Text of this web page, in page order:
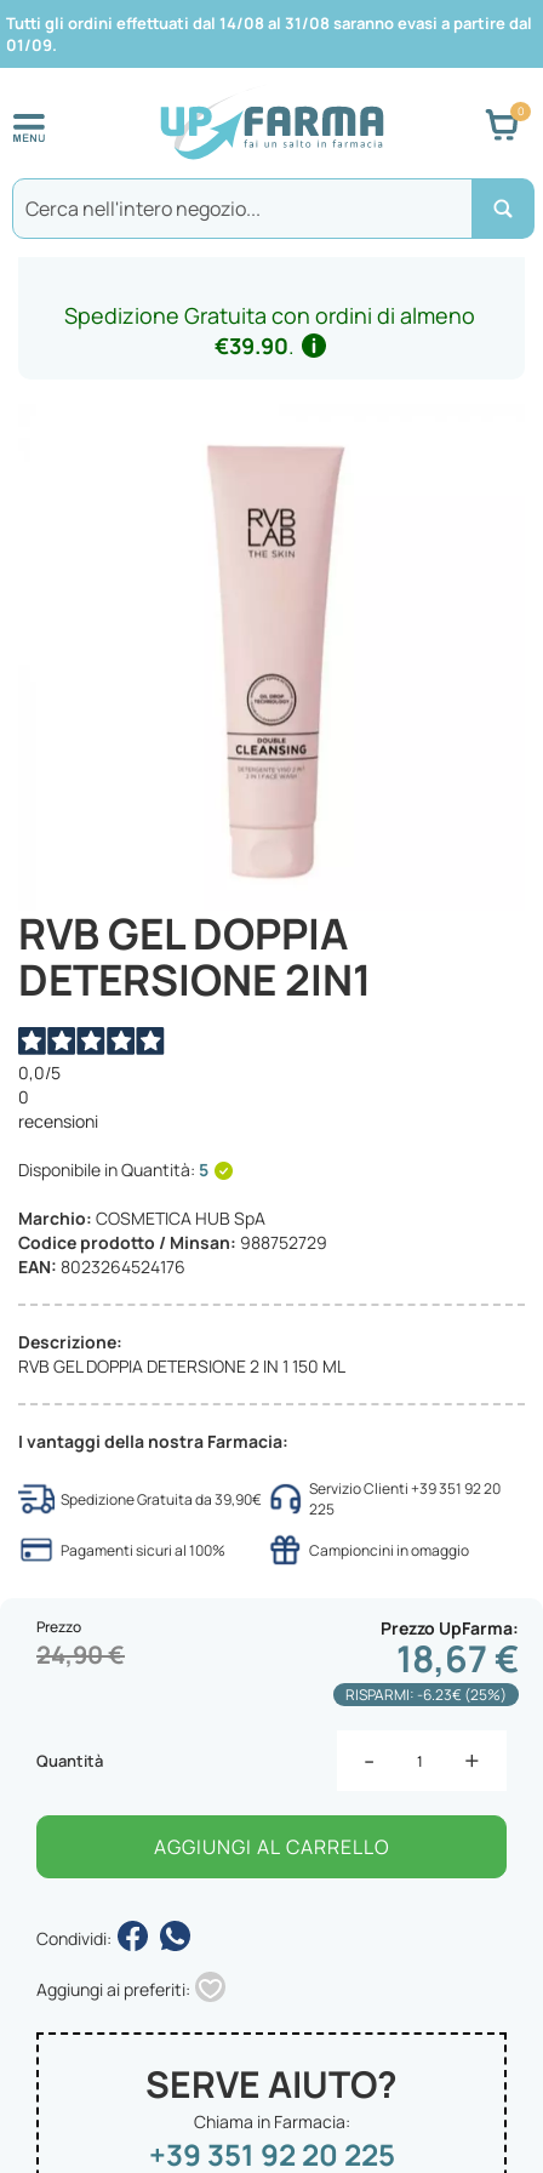
Tutti gli ordini effettuati dal 14/08 al 31/08 saranno evasi a partire dal
01/09.
Spedizione Gratuita con ordini di almeno
€39.90.
RVB GEL DOPPIA
DETERSIONE 2IN1
0,0/5
0
recensioni
Disponibile in Quantità: 5
Marchio: COSMETICA HUB SpA
Codice prodotto / Minsan: 988752729
EAN: 8023264524176
Descrizione:
RVB GEL DOPPIA DETERSIONE 2 IN 1 150 ML
I vantaggi della nostra Farmacia:
Spedizione Gratuita da 39,90€
Servizio Clienti +39 351 92 20
225
Pagamenti sicuri al 100%
Campioncini in omaggio
Prezzo UpFarma
18,67 €
Prezzo
24,90 €
RISPARMI: -6.23€ (25%)
Quantità - +
AGGIUNGI AL CARRELLO
Condividi:
Aggiungi ai preferiti:
SERVE AIUTO?
Chiama in Farmacia:
+39 351 92 20 225
Vai
all'inizio
della
galleria
immagini